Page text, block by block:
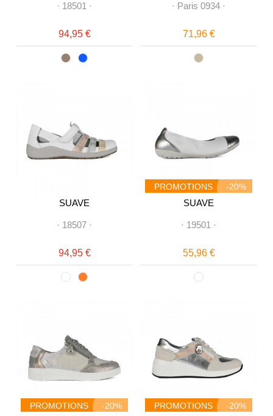
· 18501 ·
94,95 €
· Paris 0934 ·
71,96 €
SUAVE
· 18507 ·
94,95 €
PROMOTIONS -20%
SUAVE
· 19501 ·
55,96 €
PROMOTIONS -20% PROMOTIONS -20%